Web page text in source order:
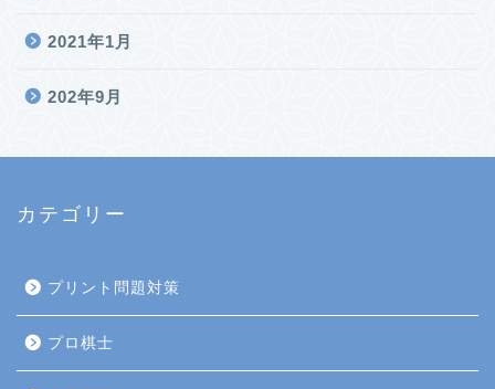
2021年1月
202年9月
カテゴリー
プリント問題対策
プロ棋士